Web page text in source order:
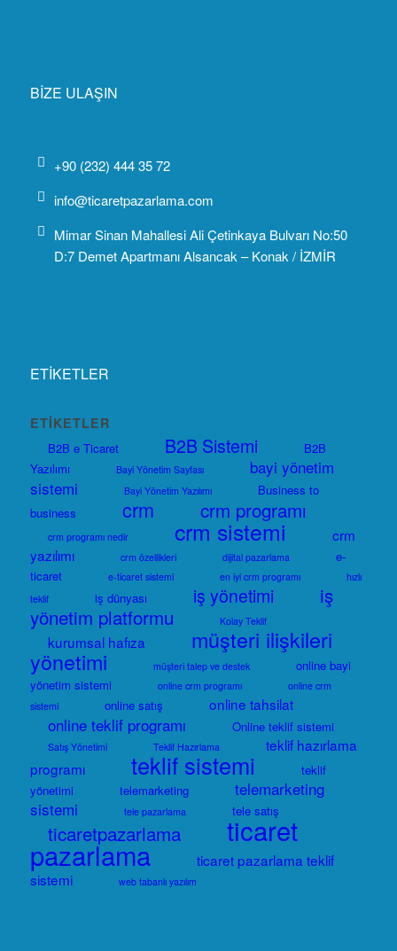
BİZE ULAŞIN
+90 (232) 444 35 72
info@ticaretpazarlama.com
Mimar Sinan Mahallesi Ali Çetinkaya Bulvarı No:50
D:7 Demet Apartmanı Alsancak – Konak / İZMİR
ETİKETLER
ETIKETLER
B2B e Ticaret B2B Sistemi
B2B
Yazılımı
Bayi Yönetim Sayfası
bayi yönetim
sistemi
Bayi Yönetim Yazılımı
Business to
business
crm crm programı
crm programı nedir crm sistemi
crm
yazılımı
crm özellikleri dijital pazarlama
e-
ticaret
e-ticaret sistemi en iyi crm programı
hızlı
teklif
iş dünyası iş yönetimi
iş
yönetim platformu
Kolay Teklif
kurumsal hafıza müşteri ilişkileri
yönetimi müşteri talep ve destek
online bayi
yönetim sistemi
online crm programı
online crm
sistemi
online satış online tahsilat
online teklif programı Online teklif sistemi
Satış Yönetimi Teklif Hazırlama
teklif hazırlama
programı
teklif sistemi
teklif
yönetimi
telemarketing
telemarketing
sistemi
tele pazarlama tele satış
ticaretpazarlama ticaret
pazarlama
ticaret pazarlama teklif
sistemi
web tabanlı yazılım